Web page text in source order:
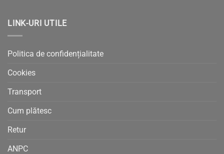
LINK-URI UTILE
Politica de confidențialitate
Cookies
Transport
Cum plătesc
Retur
ANPC